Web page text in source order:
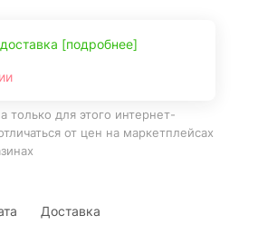
[подробнее]
только для этого интернет-
от цен на маркетплейсах
Доставка